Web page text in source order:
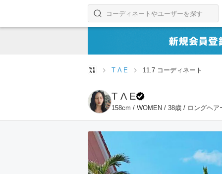
コーディネートやユーザーを探す
検索する
T Λ E 11.7 コーディネート
T Λ E
158cm / WOMEN / 38歳 / ロングヘア